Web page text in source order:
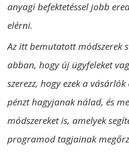
anyagi befektetéssel jobb
elérni.
Az itt bemutatott módszerek
abban, hogy új ügyfeleket
szerezz, hogy ezek a
pénzt hagyjanak nálad, és
módszereket is, amelyek
programod tagjainak